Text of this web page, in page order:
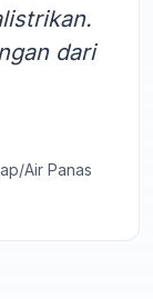
dari
Air Panas